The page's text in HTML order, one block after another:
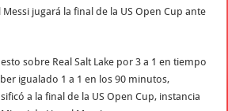
sobre Real Salt Lake por 3 a 1 en tiempo
igualado 1 a 1 en los 90 minutos,
a la final de la US Open Cup, instancia